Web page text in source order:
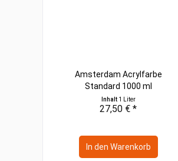
Amsterdam Acrylfarbe
Standard 1000 ml
Inhalt 1 Liter
27,50 € *
In den Warenkorb